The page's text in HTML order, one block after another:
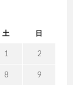
土 日
1 2
8 9